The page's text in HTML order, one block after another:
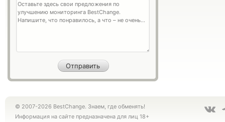
© 2007-2026 BestChange. Знаем, где обменять!
Информация на сайте предназначена для лиц 18+